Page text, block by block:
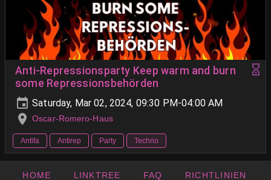
Anti-Repressionsparty Keep warm and burn
some Repressionsbehörden
Saturday, Mar 02, 2024, 09:30 PM-04:00 AM
Oscar-Romero-Haus
Antifa Antirep Party Techno
HOME LINKTREE FAQ RICHTLINIEN